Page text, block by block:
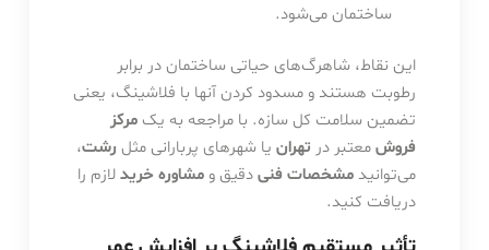
ساختمان می‌شود.
این نقاط، شاهرگ‌های حیاتی ساختمان در برابر
رطوبت هستند و مسدود کردن آنها با فلاشینگ، یعنی
تضمین سلامت کل سازه. با مراجعه به یک مرکز
فروشمعتبر در تهرانیا شهرهای پربارانی مثل رشت،
می‌توانید مشخصات فنیدقیق و مشاوره خریدلازم را
دریافت کنید.